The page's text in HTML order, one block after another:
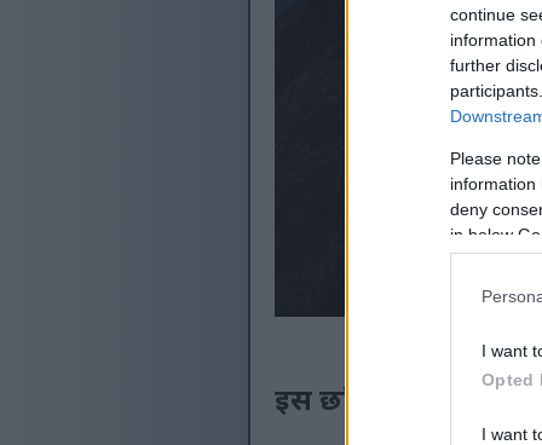
continue
information
further
Please
information
deny
in below
I want
Opted
I want
इस छवि के उपलब्ध